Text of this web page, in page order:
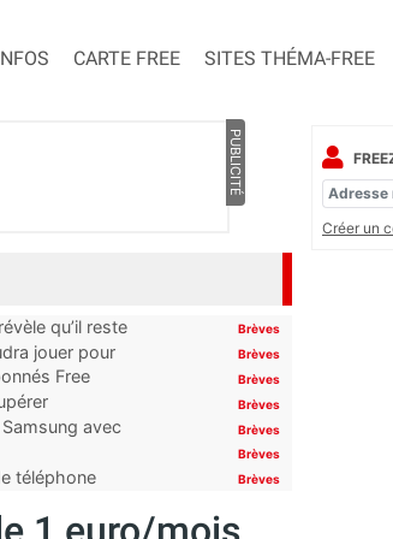
CARTE FREE SITES THÉMA-FREE
PUBLICITÉ
qu’il reste
Brèves
jouer pour
Brèves
Free
Brèves
Brèves
avec
Brèves
Brèves
téléphone
Brèves
Créer un